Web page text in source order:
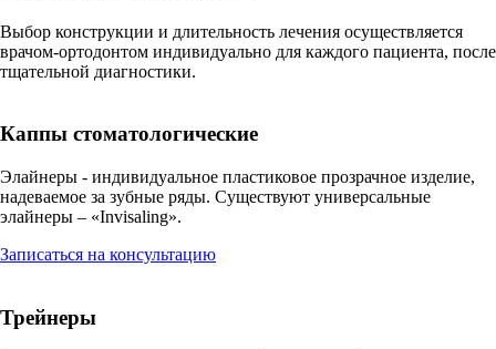
Выбор конструкции и длительность лечения осуществляется
врачом-ортодонтом индивидуально для каждого пациента, после
тщательной диагностики.
Каппы стоматологические
Элайнеры - индивидуальное пластиковое прозрачное изделие,
надеваемое за зубные ряды. Существуют универсальные
элайнеры – «Invisaling».
Записаться на консультацию
Трейнеры